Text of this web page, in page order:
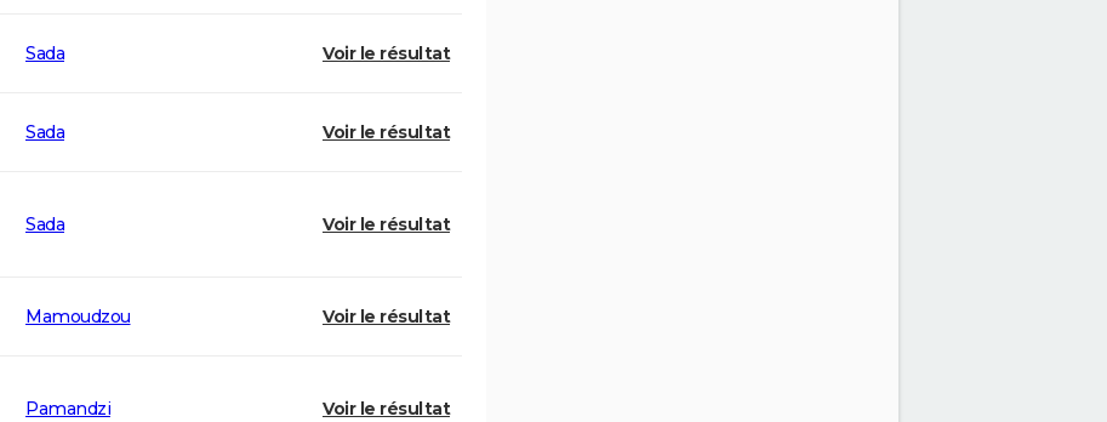
Sada Voir le résultat
Sada Voir le résultat
Sada Voir le résultat
Mamoudzou Voir le résultat
Pamandzi Voir le résultat